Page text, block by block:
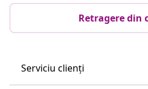
Retragere din
Serviciu clienți